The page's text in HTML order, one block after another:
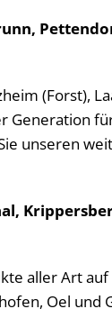
(Forst),
Generation
unseren
aller Art auf
Oel und